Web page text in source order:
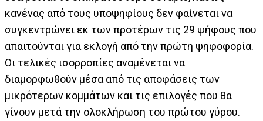
κανένας από τους υποψηφίους δεν φαίνεται να
συγκεντρώνει εκ των προτέρων τις 29 ψήφους που
απαιτούνται για εκλογή από την πρώτη ψηφοφορία.
Οι τελικές ισορροπίες αναμένεται να
διαμορφωθούν μέσα από τις αποφάσεις των
μικρότερων κομμάτων και τις επιλογές που θα
γίνουν μετά την ολοκλήρωση του πρώτου γύρου.